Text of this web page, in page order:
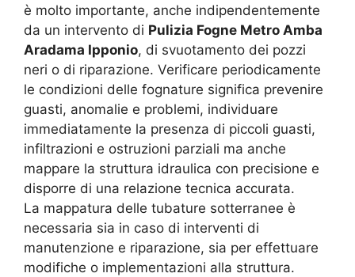
è molto importante, anche indipendentemente
da un intervento di Pulizia Fogne Metro Amba
Aradama Ipponio, di svuotamento dei pozzi
neri o di riparazione. Verificare periodicamente
le condizioni delle fognature significa prevenire
guasti, anomalie e problemi, individuare
immediatamente la presenza di piccoli guasti,
infiltrazioni e ostruzioni parziali ma anche
mappare la struttura idraulica con precisione e
disporre di una relazione tecnica accurata.
La mappatura delle tubature sotterranee è
necessaria sia in caso di interventi di
manutenzione e riparazione, sia per effettuare
modifiche o implementazioni alla struttura.